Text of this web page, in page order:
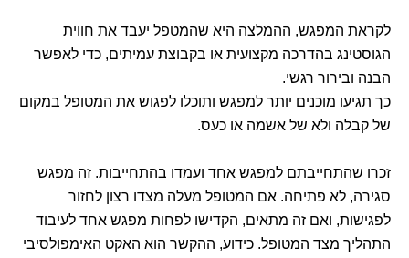
לקראת המפגש, ההמלצה היא שהמטפל יעבד את חווית
הגוסטינג בהדרכה מקצועית או בקבוצת עמיתים, כדי לאפשר
הבנה ובירור רגשי.
כך תגיעו מוכנים יותר למפגש ותוכלו לפגוש את המטופל במקום
של קבלה ולא של אשמה או כעס.
זכרו שהתחייבתם למפגש אחד ועמדו בהתחייבות. זה מפגש
סגירה, לא פתיחה. אם המטופל מעלה מצדו רצון לחזור
לפגישות, ואם זה מתאים, הקדישו לפחות מפגש אחד לעיבוד
התהליך מצד המטופל. כידוע, ההקשר הוא האקט האימפולסיבי